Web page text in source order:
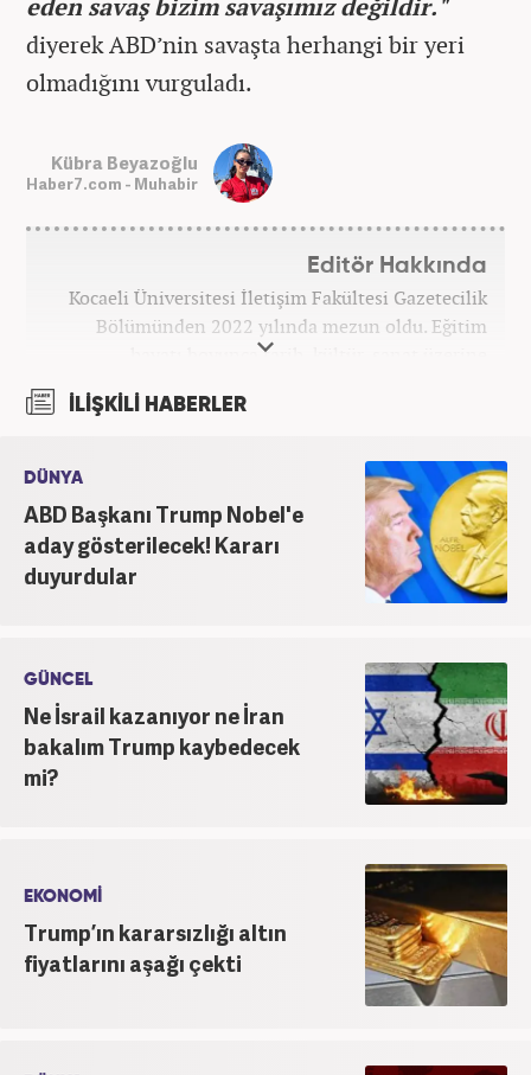
eden savaş bizim savaşımız değildir."
diyerek ABD’nin savaşta herhangi bir yeri
olmadığını vurguladı.
Kübra Beyazoğlu
Haber7.com - Muhabir
Editör Hakkında
Kocaeli Üniversitesi İletişim Fakültesi Gazetecilik
Bölümünden 2022 yılında mezun oldu. Eğitim
hayatı boyunca tarih, kültür, sanat üzerine
basında birçok alanda görev alarak muhabirlik ve
Grubu bünyesinde yer alan Haber7.com sitesinde
devam etmektedir.
İLİŞKİLİ HABERLER
DÜNYA
ABD Başkanı Trump Nobel'e
aday gösterilecek! Kararı
duyurdular
GÜNCEL
Ne İsrail kazanıyor ne İran
bakalım Trump kaybedecek
mi?
EKONOMİ
Trump’ın kararsızlığı altın
fiyatlarını aşağı çekti